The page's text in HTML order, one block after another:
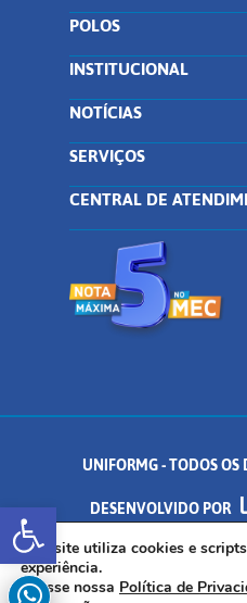
Abrir a barra de
POLOS
INSTITUCIONAL
NOTÍCIAS
SERVIÇOS
CENTRAL DE
UNIFORMG - TODOS OS
DESENVOLVIDO POR
AV. DR. ARNALDO DE SENNA, 328
Este site utiliza cookies e
experiência.
Acesse nossa Política de